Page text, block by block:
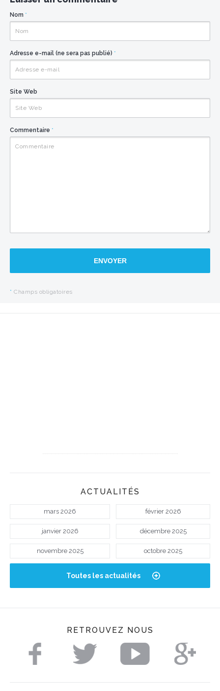
Nom *
Adresse e-mail (ne sera pas publié) *
Site Web
Commentaire *
ENVOYER
* Champs obligatoires
ACTUALITÉS
mars 2026 février 2026
janvier 2026 décembre 2025
novembre 2025 octobre 2025
Toutes les actualités
RETROUVEZ NOUS